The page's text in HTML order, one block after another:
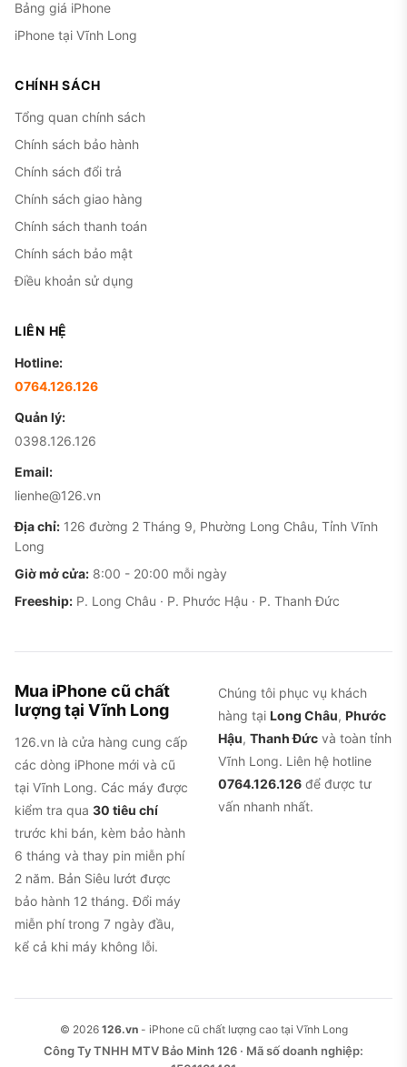
Bảng giá iPhone
iPhone tại Vĩnh Long
CHÍNH SÁCH
Tổng quan chính sách
Chính sách bảo hành
Chính sách đổi trả
Chính sách giao hàng
Chính sách thanh toán
Chính sách bảo mật
Điều khoản sử dụng
LIÊN HỆ
Hotline:
0764.126.126
Quản lý:
0398.126.126
Email:
lienhe@126.vn
Địa chỉ: 126 đường 2 Tháng 9, Phường Long Châu, Tỉnh Vĩnh
Long
Giờ mở cửa: 8:00 - 20:00 mỗi ngày
Freeship: P. Long Châu · P. Phước Hậu · P. Thanh Đức
Mua iPhone cũ chất
lượng tại Vĩnh Long
126.vn là cửa hàng cung cấp
các dòng iPhone mới và cũ
tại Vĩnh Long. Các máy được
kiểm tra qua 30 tiêu chí
trước khi bán, kèm bảo hành
6 tháng và thay pin miễn phí
2 năm. Bản Siêu lướt được
bảo hành 12 tháng. Đổi máy
miễn phí trong 7 ngày đầu,
kể cả khi máy không lỗi.
Chúng tôi phục vụ khách
hàng tại Long Châu, Phước
Hậu, Thanh Đức và toàn tỉnh
Vĩnh Long. Liên hệ hotline
0764.126.126 để được tư
vấn nhanh nhất.
© 2026 126.vn- iPhone cũ chất lượng cao tại Vĩnh Long
Công Ty TNHH MTV Bảo Minh 126 · Mã số doanh nghiệp: